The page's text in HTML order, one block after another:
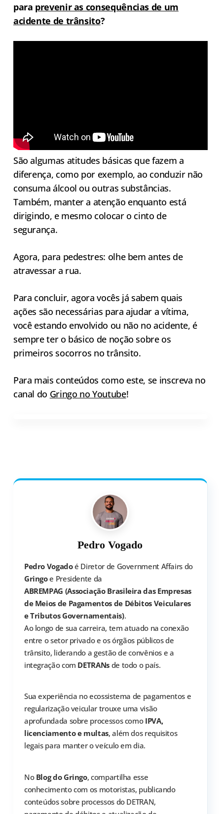
para prevenir as consequências de um
acidente de trânsito?
São algumas atitudes básicas que fazem a
diferença, como por exemplo, ao conduzir não
consuma álcool ou outras substâncias.
Também, manter a atenção enquanto está
dirigindo, e mesmo colocar o cinto de
segurança.
Agora, para pedestres: olhe bem antes de
atravessar a rua.
Para concluir, agora vocês já sabem quais
ações são necessárias para ajudar a vítima,
você estando envolvido ou não no acidente, é
sempre ter o básico de noção sobre os
primeiros socorros no trânsito.
Para mais conteúdos como este, se inscreva no
canal do Gringo no Youtube!
Pedro Vogado
Pedro Vogadoé Diretor de Government Affairs do
Gringoe Presidente da
ABREMPAG (Associação Brasileira das Empresas
de Meios de Pagamentos de Débitos Veiculares
e Tributos Governamentais).
Ao longo de sua carreira, tem atuado na conexão
entre o setor privado e os órgãos públicos de
trânsito, liderando a gestão de convênios e a
integração com DETRANsde todo o país.
Sua experiência no ecossistema de pagamentos e
regularização veicular trouxe uma visão
aprofundada sobre processos como IPVA,
licenciamento e multas, além dos requisitos
legais para manter o veículo em dia.
No Blog do Gringo, compartilha esse
conhecimento com os motoristas, publicando
conteúdos sobre processos do DETRAN,